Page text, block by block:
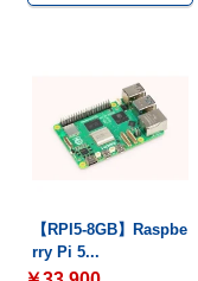
【RPI5-8GB】Raspbe
rry Pi 5...